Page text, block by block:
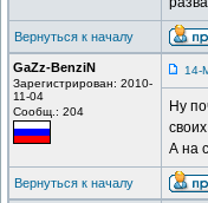
Вернуться к началу
GaZz-BenziN
Зарегистрирован: 2010-
11-04
Сообщ.: 204
14-
Ну
А на
Вернуться к началу